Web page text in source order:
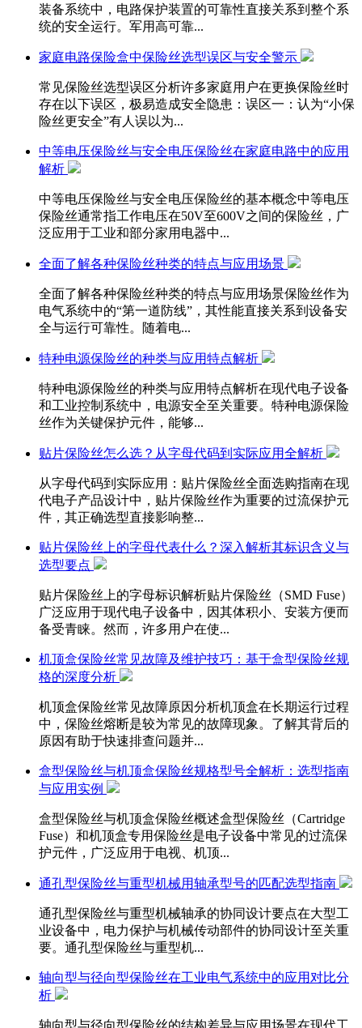
装备系统中，电路保护装置的可靠性直接关系到整个系
统的安全运行。军用高可靠...
家庭电路保险盒中保险丝选型误区与安全警示
常见保险丝选型误区分析许多家庭用户在更换保险丝时
存在以下误区，极易造成安全隐患：误区一：认为“小保
险丝更安全”有人误以为...
中等电压保险丝与安全电压保险丝在家庭电路中的应用
解析
中等电压保险丝与安全电压保险丝的基本概念中等电压
保险丝通常指工作电压在50V至600V之间的保险丝，广
泛应用于工业和部分家用电器中...
全面了解各种保险丝种类的特点与应用场景
全面了解各种保险丝种类的特点与应用场景保险丝作为
电气系统中的“第一道防线”，其性能直接关系到设备安
全与运行可靠性。随着电...
特种电源保险丝的种类与应用特点解析
特种电源保险丝的种类与应用特点解析在现代电子设备
和工业控制系统中，电源安全至关重要。特种电源保险
丝作为关键保护元件，能够...
贴片保险丝怎么选？从字母代码到实际应用全解析
从字母代码到实际应用：贴片保险丝全面选购指南在现
代电子产品设计中，贴片保险丝作为重要的过流保护元
件，其正确选型直接影响整...
贴片保险丝上的字母代表什么？深入解析其标识含义与
选型要点
贴片保险丝上的字母标识解析贴片保险丝（SMD Fuse）
广泛应用于现代电子设备中，因其体积小、安装方便而
备受青睐。然而，许多用户在使...
机顶盒保险丝常见故障及维护技巧：基于盒型保险丝规
格的深度分析
机顶盒保险丝常见故障原因分析机顶盒在长期运行过程
中，保险丝熔断是较为常见的故障现象。了解其背后的
原因有助于快速排查问题并...
盒型保险丝与机顶盒保险丝规格型号全解析：选型指南
与应用实例
盒型保险丝与机顶盒保险丝概述盒型保险丝（Cartridge
Fuse）和机顶盒专用保险丝是电子设备中常见的过流保
护元件，广泛应用于电视、机顶...
通孔型保险丝与重型机械用轴承型号的匹配选型指南
通孔型保险丝与重型机械轴承的协同设计要点在大型工
业设备中，电力保护与机械传动部件的协同设计至关重
要。通孔型保险丝与重型机...
轴向型与径向型保险丝在工业电气系统中的应用对比分
析
轴向型与径向型保险丝的结构差异与应用场景在现代工